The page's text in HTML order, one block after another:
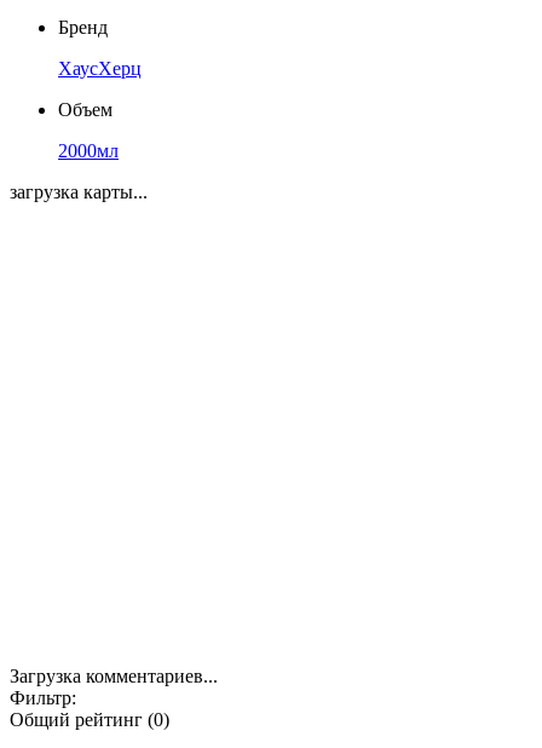
Бренд
ХаусХерц
Объем
2000мл
загрузка карты...
Загрузка комментариев...
Фильтр:
Общий рейтинг (0)